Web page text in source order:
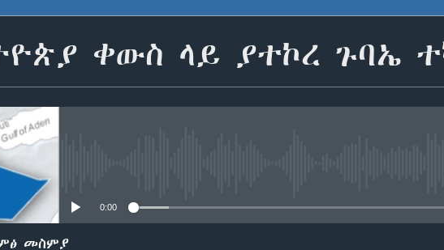
ቀውስ ላይ ያተኮረ ጉባኤ
0:00
መስምያ